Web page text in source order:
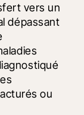
vers un
dépassant
ou